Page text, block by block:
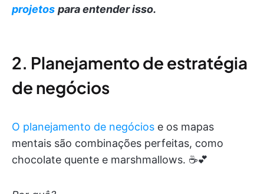
projetos para entender isso.
2. Planejamento de estratégia
de negócios
O planejamento de negócios e os mapas
mentais são combinações perfeitas, como
chocolate quente e marshmallows. ☕️💕